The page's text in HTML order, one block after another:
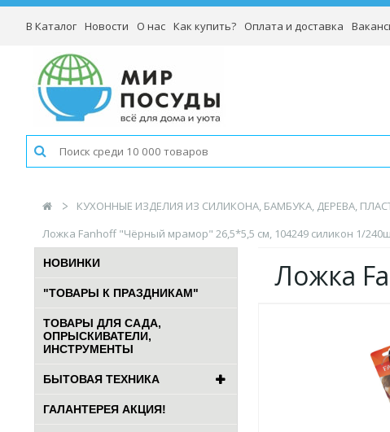
В Каталог Новости О нас Как купить? Оплата и доставка
КУХОННЫЕ ИЗДЕЛИЯ ИЗ СИЛИКОНА, БАМБУКА, ДЕРЕВА,
Ложка Fanhoff "Чёрный мрамор" 26,5*5,5 см, 104249 силикон 1/
НОВИНКИ
"ТОВАРЫ К ПРАЗДНИКАМ"
ТОВАРЫ ДЛЯ САДА,
ОПРЫСКИВАТЕЛИ,
ИНСТРУМЕНТЫ
БЫТОВАЯ ТЕХНИКА
ГАЛАНТЕРЕЯ АКЦИЯ!
Ложка